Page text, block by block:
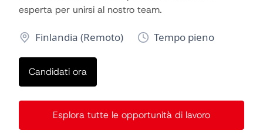
esperta per unirsi al nostro team.
Finlandia (Remoto) Tempo pieno
Candidati ora
Esplora tutte le opportunità di lavoro